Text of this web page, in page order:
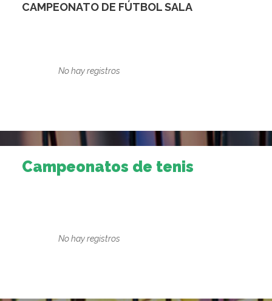
CAMPEONATO DE FÚTBOL SALA
No hay registros
Campeonatos de tenis
No hay registros